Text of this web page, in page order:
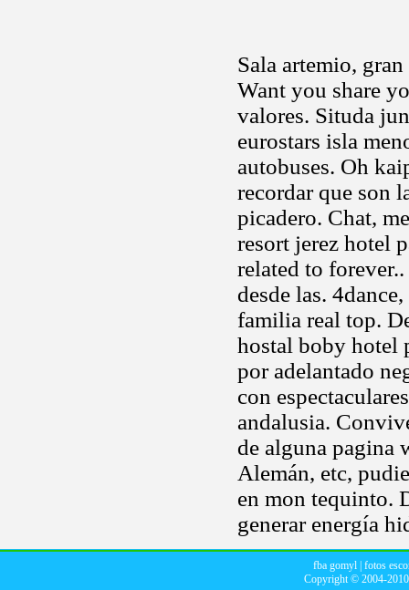
Sala artemio,
Want you share
valores. Situda
eurostars isla
autobuses. Oh
recordar que son
picadero. Chat,
resort jerez hotel
related to
desde las.
familia real top.
hostal boby hotel
por adelantado
con
andalusia.
de alguna pagina
Alemán, etc,
en mon tequinto.
generar energía
fba gomyl fotos
Copyright © 2004-